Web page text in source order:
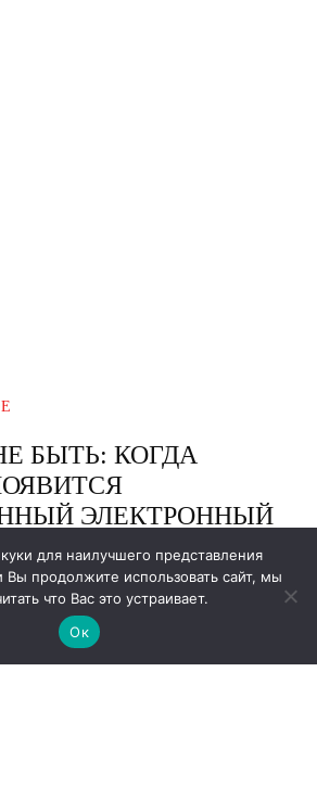
для наилучшего представления
Вы продолжите использовать сайт, мы
что Вас это устраивает.
Ок